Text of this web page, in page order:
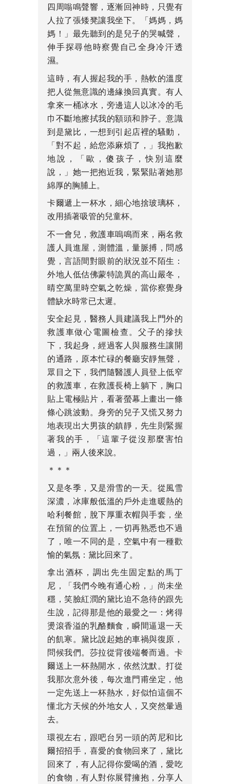
四周嗡鳴聲響，逐漸回神時，只覺有
人拉了張矮凳讓我坐下。「媽媽，媽
媽！」最先聽到的是兒子的哭喊聲，
伸手探尋他時察覺自己全身冷汗透
濕。
這時，有人握起我的手，熱軟的溫度
把人從無意識的邊緣換回真實。有人
拿來一桶冰水，旁邊這人以冰冷的毛
巾不斷地擦拭我的額頭和脖子。意識
到是黛比，一想到引起店裡的騷動，
「對不起，給您添麻煩了，」我抱歉
地說，「歐，傻孩子，快別這麼
說，」她一把抱近我，緊緊貼著她那
綿厚的胸脯上。
卡爾遞上一杯水，細心地捨玻璃杯，
改用插著吸管的兒童杯。
不一會兒，救護車嗚鳴而來，兩名救
護人員進屋，測體溫，量脈搏，問感
覺，言語間對眼前的狀況並不陌生：
外地人低估佛蒙特詭異的高山嚴冬，
晴空萬里時空氣之乾燥，當你察覺身
體缺水時常已太遲。
安全起見，醫務人員建議我上門外的
救護車做心電圖檢查。父子的摻扶
下，我起身，經過客人與服務生讓開
的通路，原本忙碌的餐廳安靜無聲，
眾目之下，我們隨醫護人員登上低窄
的救護車，在救護長椅上躺下，胸口
貼上電極貼片，看著螢幕上畫出一條
條心跳波動。身旁的兒子又慌又努力
地表現出大男孩的鎮靜，先生則緊握
著我的手，「這輩子從沒那麼害怕
過，」兩人後來說。
＊＊＊
又是冬季，又是滑雪的一天。從風雪
深濃，冰庫般低溫的戶外走進暖熱的
哈利餐館，脫下厚重衣帽與手套，坐
在預留的位置上，一切再熟悉也不過
了，唯一不同的是，空氣中有一種歡
愉的氣氛：黛比回來了。
拿出酒杯，調出先生固定點的馬丁
尼，「我們今晚有通心粉，」尚未坐
穩，笑臉紅潤的黛比迫不急待的跟先
生說，記得那是他的最愛之一：烤得
燙滾香溢的乳酪麵食，瞬間逼退一天
的飢寒。黛比說起她的車禍與復原，
問候我們。莎拉從背後端餐而過。卡
爾送上一杯熱開水，依然沈默。打從
我那次意外後，每次進門甫坐定，他
一定先送上一杯熱水，好似怕這個不
懂北方天候的外地女人，又突然暈過
去。
環視左右，跟吧台另一頭的芮尼和比
爾招招手，喜愛的食物回來了，黛比
回來了，有人記得你愛喝的酒，愛吃
的食物，有人對你展臂擁抱，分享人